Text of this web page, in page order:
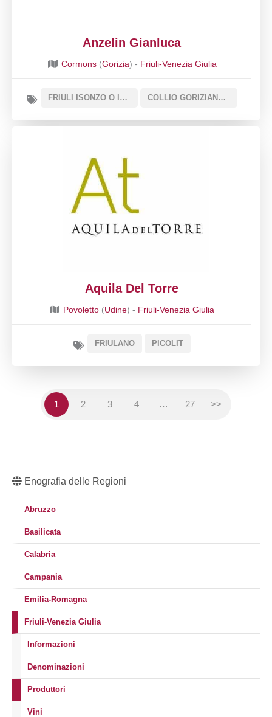
Anzelin Gianluca
Cormons(Gorizia) - Friuli-Venezia Giulia
FRIULI ISONZO O ISONZO DEL FRIULI DOC COLLIO GORIZIANO O COLLIO DOC
Aquila Del Torre
Povoletto (Udine) - Friuli-Venezia Giulia
FRIULANO PICOLIT
1 2 3 4 … 27 >>
Enografia delle Regioni
Abruzzo
Basilicata
Calabria
Campania
Emilia-Romagna
Friuli-Venezia Giulia
Informazioni
Denominazioni
Produttori
Vini